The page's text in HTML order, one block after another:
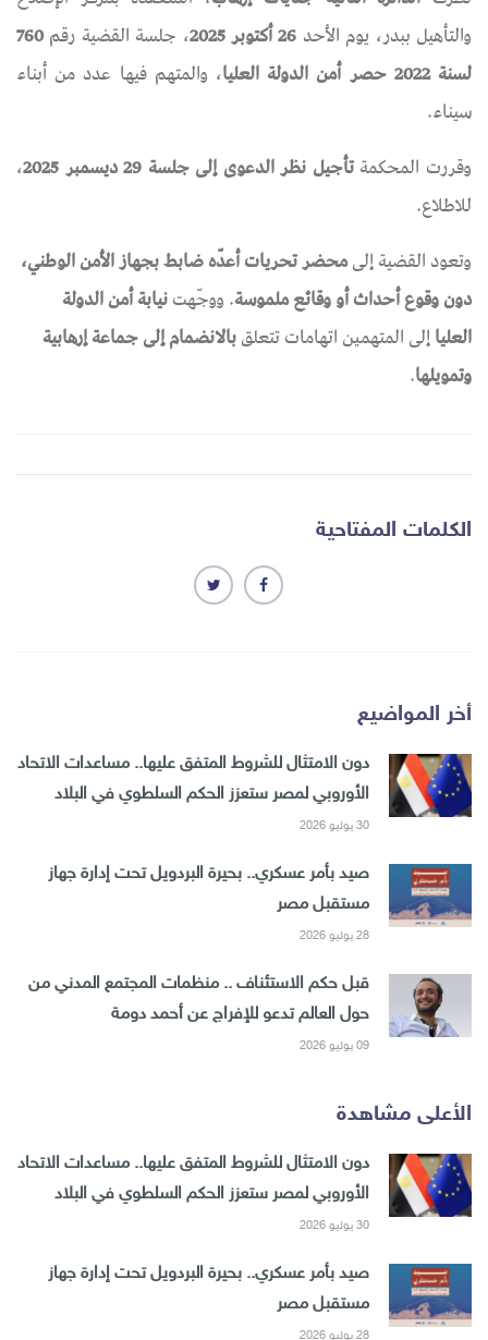
والتأهيل ببدر، يوم الأحد 26 أكتوبر 2025 ، جلسة القضية رقم760
لسنة 2022 حصر أمن الدولة العليا
، والمتهم فيها عدد من أبناء
سيناء.
وقررت المحكمةتأجيل نظر الدعوى إلى جلسة 29 ديسمبر 2025
،
للاطلاع.
وتعود القضية إلىمحضر تحريات أعدّه ضابط بجهاز الأمن الوطني،
دون وقوع أحداث أو وقائع ملموسة. ووجّهتنيابة أمن الدولة
العلياإلى المتهمين اتهامات تتعلقبالانضمام إلى جماعة إرهابية
وتمويلها.
الكلمات المفتاحية
أخر المواضيع
دون الامتثال للشروط المتفق عليها.. مساعدات الاتحاد
الأوروبي لمصر ستعزز الحكم السلطوي في البلاد
30 يوليو 2026
صيد بأمر عسكري.. بحيرة البردويل تحت إدارة جهاز
مستقبل مصر
28 يوليو 2026
قبل حكم الاستئناف .. منظمات المجتمع المدني من
حول العالم تدعو للإفراج عن أحمد دومة
09 يوليو 2026
الأعلى مشاهدة
دون الامتثال للشروط المتفق عليها.. مساعدات الاتحاد
الأوروبي لمصر ستعزز الحكم السلطوي في البلاد
30 يوليو 2026
صيد بأمر عسكري.. بحيرة البردويل تحت إدارة جهاز
مستقبل مصر
28 يوليو 2026